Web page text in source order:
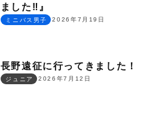
ました‼︎』
2026年7月19日
ミニバス男子
長野遠征に行ってきました！
2026年7月12日
ジュニア